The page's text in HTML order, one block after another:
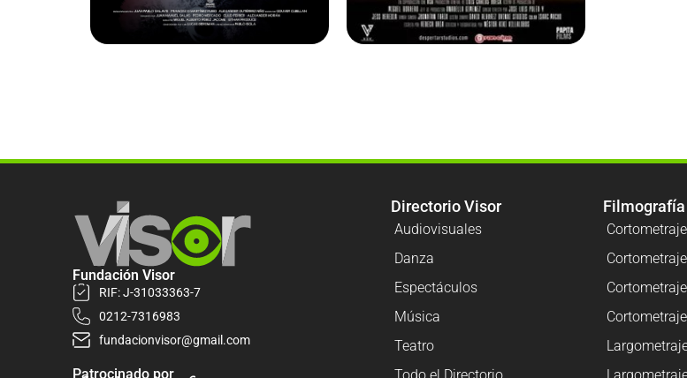
Fundación Visor
RIF: J-31033363-7
0212-7316983
fundacionvisor@gmail.com
Patrocinado por
Directorio Visor
Audiovisuales
Danza
Espectáculos
Música
Teatro
Todo el Directorio
Filmografía